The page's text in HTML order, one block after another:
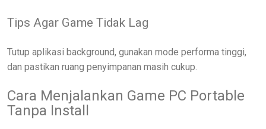
Tips Agar Game Tidak Lag
Tutup aplikasi background, gunakan mode performa tinggi,
dan pastikan ruang penyimpanan masih cukup.
Cara Menjalankan Game PC Portable
Tanpa Install